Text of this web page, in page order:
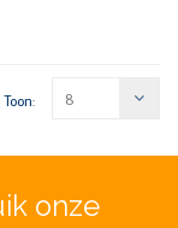
Toon: 8
onze